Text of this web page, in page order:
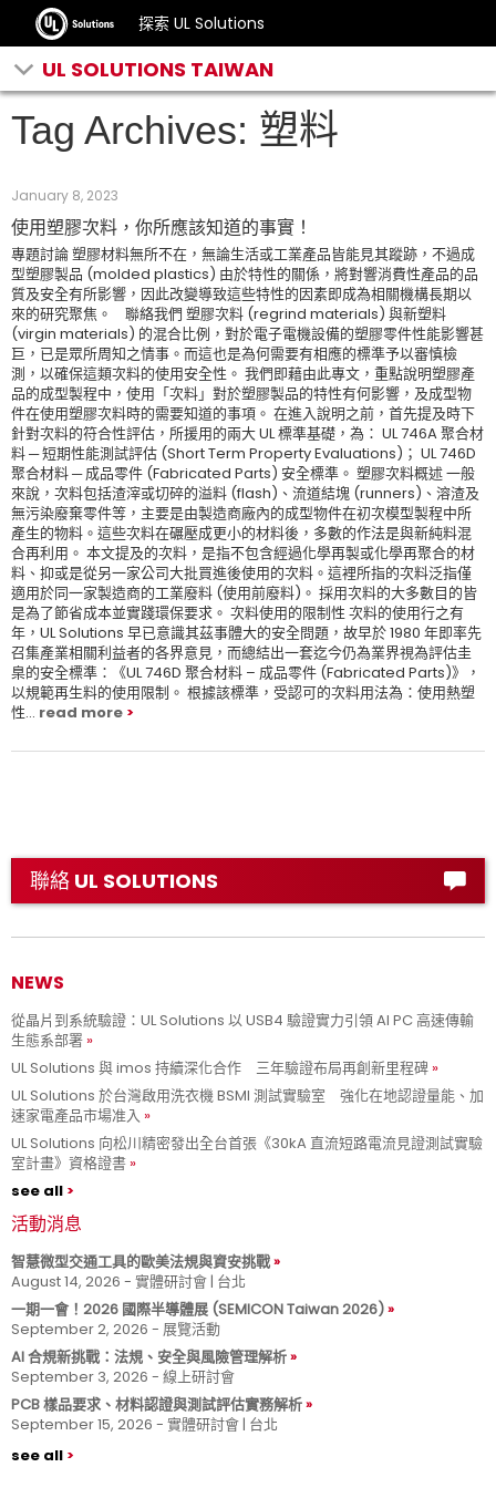
探索 UL Solutions
UL SOLUTIONS TAIWAN
Tag Archives: 塑料
January 8, 2023
使用塑膠次料，你所應該知道的事實！
專題討論 塑膠材料無所不在，無論生活或工業產品皆能見其蹤跡，不過成
型塑膠製品 (molded plastics) 由於特性的關係，將對響消費性產品的品
質及安全有所影響，因此改變導致這些特性的因素即成為相關機構長期以
來的研究聚焦。 聯絡我們 塑膠次料 (regrind materials) 與新塑料
(virgin materials) 的混合比例，對於電子電機設備的塑膠零件性能影響甚
巨，已是眾所周知之情事。而這也是為何需要有相應的標準予以審慎檢
測，以確保這類次料的使用安全性。 我們即藉由此專文，重點說明塑膠產
品的成型製程中，使用「次料」對於塑膠製品的特性有何影響，及成型物
件在使用塑膠次料時的需要知道的事項。 在進入說明之前，首先提及時下
針對次料的符合性評估，所援用的兩大 UL 標準基礎，為： UL 746A 聚合材
料 ─ 短期性能測試評估 (Short Term Property Evaluations)； UL 746D
聚合材料 ─ 成品零件 (Fabricated Parts) 安全標準。 塑膠次料概述 一般
來說，次料包括渣滓或切碎的溢料 (flash)、流道結塊 (runners)、溶渣及
無污染廢棄零件等，主要是由製造商廠內的成型物件在初次模型製程中所
產生的物料。這些次料在碾壓成更小的材料後，多數的作法是與新純料混
合再利用。 本文提及的次料，是指不包含經過化學再製或化學再聚合的材
料、抑或是從另一家公司大批買進後使用的次料。這裡所指的次料泛指僅
適用於同一家製造商的工業廢料 (使用前廢料)。 採用次料的大多數目的皆
是為了節省成本並實踐環保要求。 次料使用的限制性 次料的使用行之有
年，UL Solutions 早已意識其茲事體大的安全問題，故早於 1980 年即率先
召集產業相關利益者的各界意見，而總結出一套迄今仍為業界視為評估圭
臬的安全標準：《UL 746D 聚合材料 – 成品零件 (Fabricated Parts)》，
以規範再生料的使用限制。 根據該標準，受認可的次料用法為：使用熱塑
性... read more
聯絡 UL SOLUTIONS
NEWS
從晶片到系統驗證：UL Solutions 以 USB4 驗證實力引領 AI PC 高速傳輸
生態系部署
UL Solutions 與 imos 持續深化合作 三年驗證布局再創新里程碑
UL Solutions 於台灣啟用洗衣機 BSMI 測試實驗室 強化在地認證量能、加
速家電產品市場准入
UL Solutions 向松川精密發出全台首張《30kA 直流短路電流見證測試實驗
室計畫》資格證書
see all
活動消息
智慧微型交通工具的歐美法規與資安挑戰
August 14, 2026 - 實體研討會 | 台北
一期一會！2026 國際半導體展 (SEMICON Taiwan 2026)
September 2, 2026 - 展覽活動
AI 合規新挑戰：法規、安全與風險管理解析
September 3, 2026 - 線上研討會
PCB 樣品要求、材料認證與測試評估實務解析
September 15, 2026 - 實體研討會 | 台北
see all